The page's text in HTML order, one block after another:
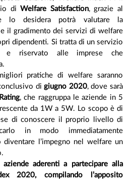
diWelfare Satisfaction, grazie al
lo desidera potrà valutare la
e il gradimento dei servizi di welfare
dipendenti. Si tratta di un servizio
e riservato alle imprese che
pratiche di welfare saranno
digiugno 2020, dove sarà
, che raggruppa le aziende in 5
da 1W a 5W. Lo scopo è di
di conoscere il proprio livello di
in modo immediatamente
diventare l’impegno nel welfare un
aderenti a partecipare alla
2020, compilando l’apposito